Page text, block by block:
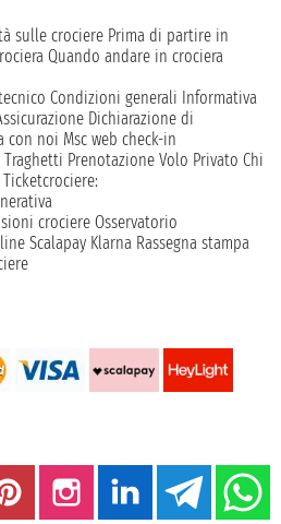
sulle crociere Prima di partire in
Quando andare in crociera
Condizioni generali Informativa
Dichiarazione di
con noi Msc web check-in
Traghetti Prenotazione Volo Privato Chi
Ticketcrociere:
crociere Osservatorio
Scalapay Klarna Rassegna stampa